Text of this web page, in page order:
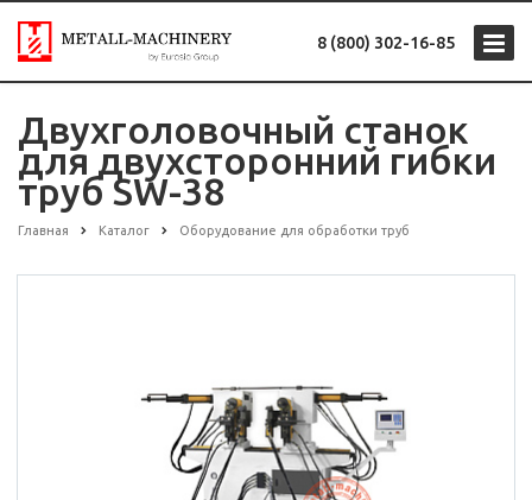
8 (800) 302-16-85
Двухголовочный станок
для двухсторонний гибки
труб SW-38
Главная Каталог Оборудование для обработки труб